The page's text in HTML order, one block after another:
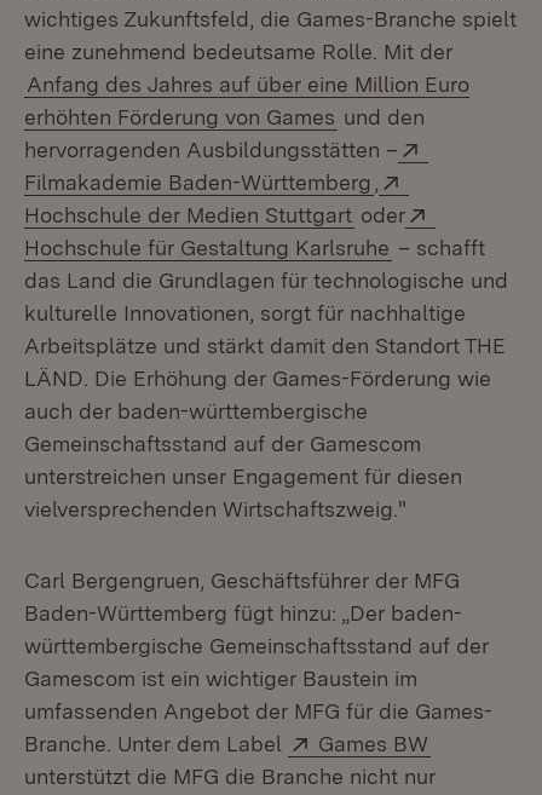
wichtiges Zukunftsfeld, die Games-Branche spielt
eine zunehmend bedeutsame Rolle. Mit der
Anfang des Jahres auf über eine Million Euro
erhöhten Förderung von Games und den
hervorragenden Ausbildungsstätten –
Filmakademie Baden-Württemberg (Öffnet in
Hochschule der Medien Stuttgart (Öffnet in neuem
oder
Hochschule für Gestaltung Karlsruhe (Öffnet in
– schafft
das Land die Grundlagen für technologische und
kulturelle Innovationen, sorgt für nachhaltige
Arbeitsplätze und stärkt damit den Standort THE
LÄND. Die Erhöhung der Games-Förderung wie
auch der baden-württembergische
Gemeinschaftsstand auf der Gamescom
unterstreichen unser Engagement für diesen
vielversprechenden Wirtschaftszweig."
Carl Bergengruen, Geschäftsführer der MFG
Baden-Württemberg fügt hinzu: „Der baden-
württembergische Gemeinschaftsstand auf der
Gamescom ist ein wichtiger Baustein im
umfassenden Angebot der MFG für die Games-
Branche. Unter dem Label
Extern:
Games BW
unterstützt die MFG die Branche nicht nur